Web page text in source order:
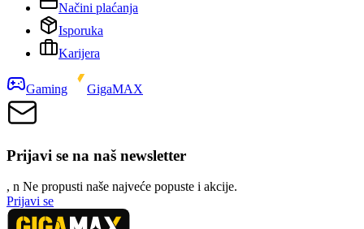
Načini plaćanja
Isporuka
Karijera
Gaming GigaMAX
Prijavi se na naš newsletter
, n Ne propusti naše najveće popuste i akcije.
Prijavi se